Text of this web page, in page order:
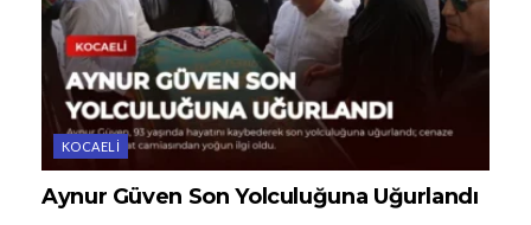
KOCAELI
Aynur Güven Son Yolculuğuna Uğurlandı